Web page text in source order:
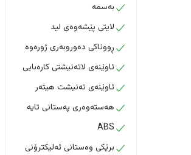
بەسمە
لایتی پێشەوەی لید
ڕووناکی دەوروبەری ژورەوە
ئاوێنەی لاتەنیشتی کارەبایی
ئاوێنەی تەنیشت هیتەر
هەستەوەری پەستانی تایە
ABS
برێکی وەستانی ئەلیکترۆنی